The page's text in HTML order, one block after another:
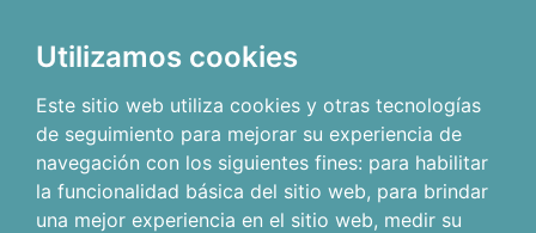
Utilizamos cookies
Este sitio web utiliza cookies y otras tecnologías
de seguimiento para mejorar su experiencia de
navegación con los siguientes fines: para habilitar
la funcionalidad básica del sitio web, para brindar
una mejor experiencia en el sitio web, medir su